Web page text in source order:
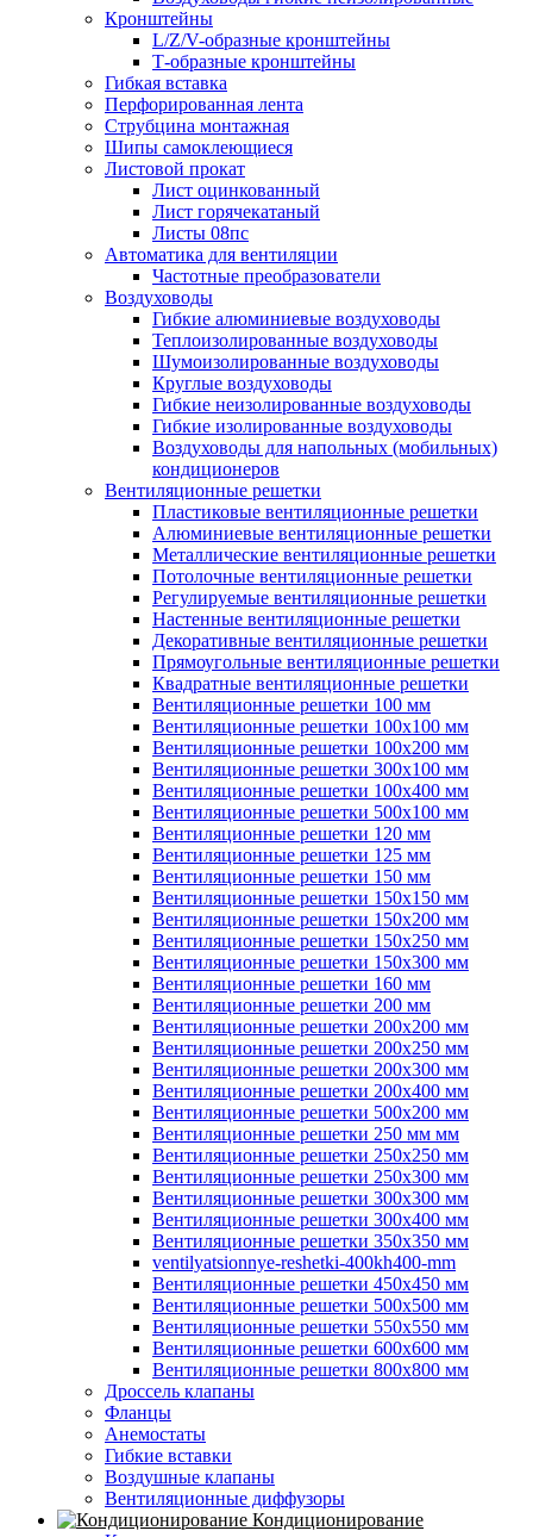
Кронштейны
L/Z/V-образные кронштейны
Т-образные кронштейны
Гибкая вставка
Перфорированная лента
Струбцина монтажная
Шипы самоклеющиеся
Листовой прокат
Лист оцинкованный
Лист горячекатаный
Листы 08пс
Автоматика для вентиляции
Частотные преобразователи
Воздуховоды
Гибкие алюминиевые воздуховоды
Теплоизолированные воздуховоды
Шумоизолированные воздуховоды
Круглые воздуховоды
Гибкие неизолированные воздуховоды
Гибкие изолированные воздуховоды
Воздуховоды для напольных (мобильных)
кондиционеров
Вентиляционные решетки
Пластиковые вентиляционные решетки
Алюминиевые вентиляционные решетки
Металлические вентиляционные решетки
Потолочные вентиляционные решетки
Регулируемые вентиляционные решетки
Настенные вентиляционные решетки
Декоративные вентиляционные решетки
Прямоугольные вентиляционные решетки
Квадратные вентиляционные решетки
Вентиляционные решетки 100 мм
Вентиляционные решетки 100х100 мм
Вентиляционные решетки 100х200 мм
Вентиляционные решетки 300х100 мм
Вентиляционные решетки 100х400 мм
Вентиляционные решетки 500х100 мм
Вентиляционные решетки 120 мм
Вентиляционные решетки 125 мм
Вентиляционные решетки 150 мм
Вентиляционные решетки 150х150 мм
Вентиляционные решетки 150х200 мм
Вентиляционные решетки 150х250 мм
Вентиляционные решетки 150х300 мм
Вентиляционные решетки 160 мм
Вентиляционные решетки 200 мм
Вентиляционные решетки 200х200 мм
Вентиляционные решетки 200х250 мм
Вентиляционные решетки 200х300 мм
Вентиляционные решетки 200х400 мм
Вентиляционные решетки 500х200 мм
Вентиляционные решетки 250 мм мм
Вентиляционные решетки 250х250 мм
Вентиляционные решетки 250х300 мм
Вентиляционные решетки 300х300 мм
Вентиляционные решетки 300х400 мм
Вентиляционные решетки 350х350 мм
ventilyatsionnye-reshetki-400kh400-mm
Вентиляционные решетки 450х450 мм
Вентиляционные решетки 500х500 мм
Вентиляционные решетки 550х550 мм
Вентиляционные решетки 600х600 мм
Вентиляционные решетки 800х800 мм
Дроссель клапаны
Фланцы
Анемостаты
Гибкие вставки
Воздушные клапаны
Вентиляционные диффузоры
Кондиционирование